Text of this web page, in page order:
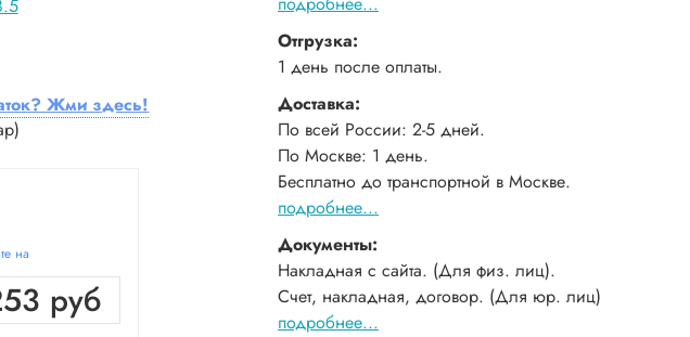
Жми здесь!
на
руб
Отгрузка:
1 день после оплаты.
Доставка:
По всей России: 2-5 дней.
По Москве: 1 день.
Бесплатно до транспортной в Москве.
подробнее...
Документы:
Накладная с сайта. (Для физ. лиц).
Счет, накладная, договор. (Для юр. лиц)
подробнее...